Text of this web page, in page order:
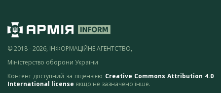
© 2018 - 2026, ІНФОРМАЦІЙНЕ АГЕНТСТВО,
Міністерство оборони України
Контент доступний за ліцензією Creative Commons Attribution 4.0
International license якщо не зазначено інше.